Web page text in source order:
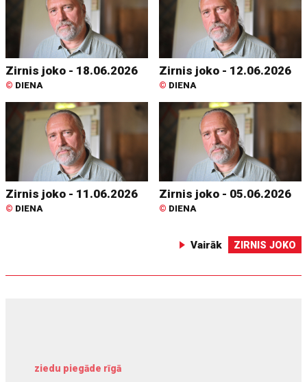
Zirnis joko - 18.06.2026
© DIENA
Zirnis joko - 12.06.2026
© DIENA
Zirnis joko - 11.06.2026
© DIENA
Zirnis joko - 05.06.2026
© DIENA
Vairāk ZIRNIS JOKO
ziedu piegāde rīgā